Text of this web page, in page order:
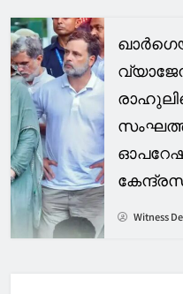
വ്യാജേന
Witness